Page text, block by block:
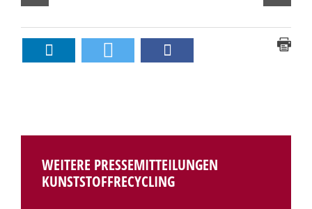
WEITERE PRESSEMITTEILUNGEN
KUNSTSTOFFRECYCLING